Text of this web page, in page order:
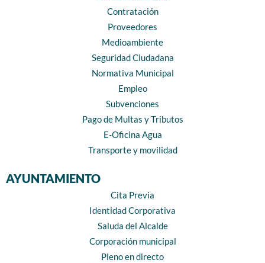
Contratación
Proveedores
Medioambiente
Seguridad Ciudadana
Normativa Municipal
Empleo
Subvenciones
Pago de Multas y Tributos
E-Oficina Agua
Transporte y movilidad
AYUNTAMIENTO
Cita Previa
Identidad Corporativa
Saluda del Alcalde
Corporación municipal
Pleno en directo